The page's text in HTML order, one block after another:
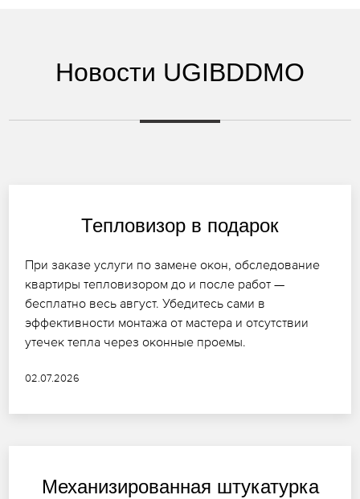
Новости UGIBDDMO
Тепловизор в подарок
При заказе услуги по замене окон, обследование
квартиры тепловизором до и после работ —
бесплатно весь август. Убедитесь сами в
эффективности монтажа от мастера и отсутствии
утечек тепла через оконные проемы.
02.07.2026
Механизированная штукатурка